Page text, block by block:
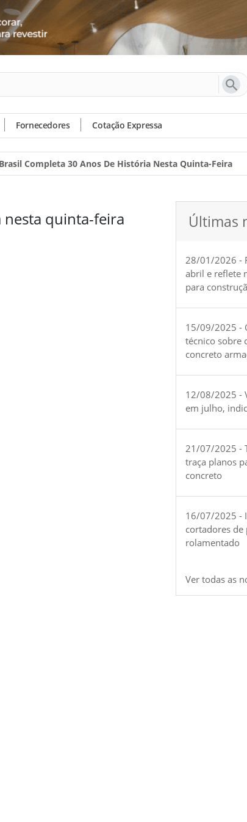
Fornecedores Cotação Expressa
Completa 30 Anos De História Nesta Quinta-Feira
quinta-feira Últimas
28/01/2026 -
abril e reflete
para
15/09/2025 -
técnico sobre
concreto
12/08/2025 -
em julho,
21/07/2025 -
traça planos
concreto
16/07/2025 -
cortadores de
rolamentado
Ver todas as